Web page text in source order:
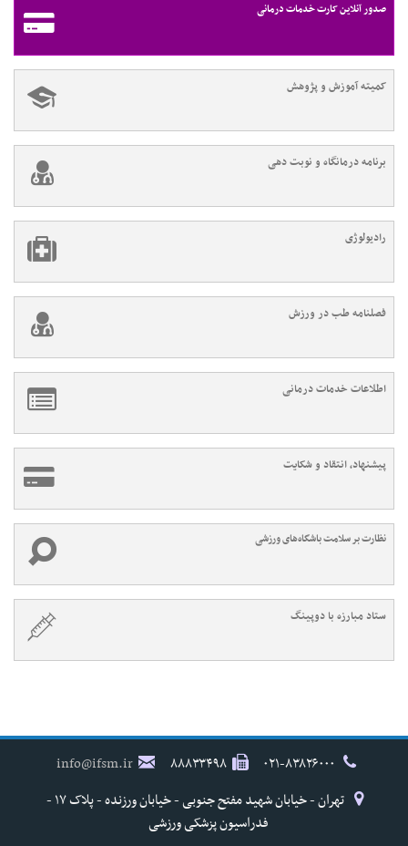
صدور آنلاین کارت خدمات درمانی
کمیته آموزش و پژوهش
برنامه درمانگاه و نوبت دهی
رادیولوژی
فصلنامه طب در ورزش
اطلاعات خدمات درمانی
پیشنهاد، انتقاد و شکایت
نظارت بر سلامت باشگاه‌های ورزشی
ستاد مبارزه با دوپینگ
۸۸۸۳۳۴۹۸
info@ifsm.ir
تهران - خیابان شهید مفتح جنوبی - خیابان ورزنده - پلاک ۱۷ -
فدراسیون پزشکی ورزشی